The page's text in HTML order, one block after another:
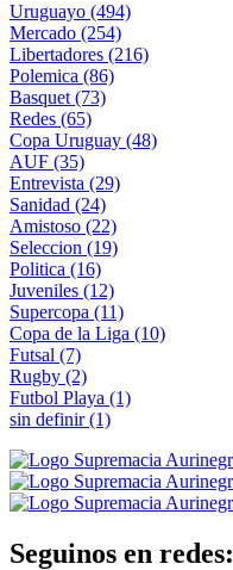
Uruguayo (494)
Mercado (254)
Libertadores (216)
Polemica (86)
Basquet (73)
Redes (65)
Copa Uruguay (48)
AUF (35)
Entrevista (29)
Sanidad (24)
Amistoso (22)
Seleccion (19)
Politica (16)
Juveniles (12)
Supercopa (11)
Copa de la Liga (10)
Futsal (7)
Rugby (2)
Futbol Playa (1)
sin definir(1)
Seguinos en redes: